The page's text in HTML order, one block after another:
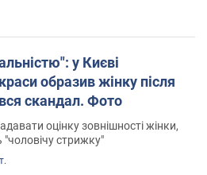
у Києві
образив жінку після
скандал. Фото
оцінку зовнішності жінки,
стрижку"